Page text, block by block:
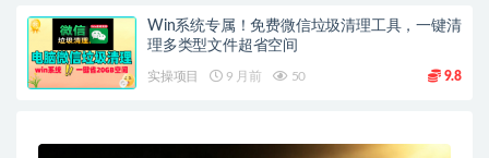
Win系统专属！免费微信垃圾清理工具，一键清
理多类型文件超省空间
实操项目 9 月前 50 9.8